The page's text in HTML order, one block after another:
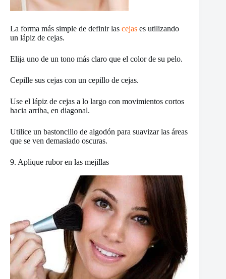
La forma más simple de definir las cejas es utilizando
un lápiz de cejas.
Elija uno de un tono más claro que el color de su pelo.
Cepille sus cejas con un cepillo de cejas.
Use el lápiz de cejas a lo largo con movimientos cortos
hacia arriba, en diagonal.
Utilice un bastoncillo de algodón para suavizar las áreas
que se ven demasiado oscuras.
9. Aplique rubor en las mejillas